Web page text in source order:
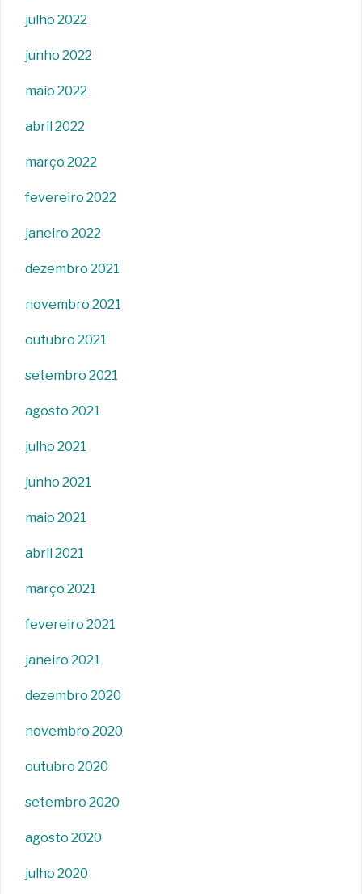
julho 2022
junho 2022
maio 2022
abril 2022
março 2022
fevereiro 2022
janeiro 2022
dezembro 2021
novembro 2021
outubro 2021
setembro 2021
agosto 2021
julho 2021
junho 2021
maio 2021
abril 2021
março 2021
fevereiro 2021
janeiro 2021
dezembro 2020
novembro 2020
outubro 2020
setembro 2020
agosto 2020
julho 2020